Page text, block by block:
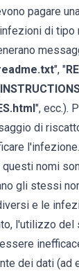
pagare
di tipo
", "
", ecc.).
di
nomi
gli stessi
e le
l'utilizzo del
dei dati (ad